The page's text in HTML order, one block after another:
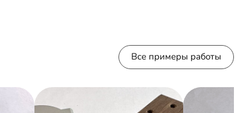
Все примеры работы